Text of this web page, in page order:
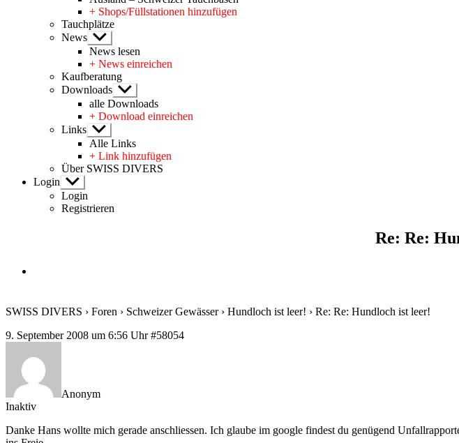
+ Shops/Füllstationen hinzufügen
Tauchplätze
News Untermenü
anzeigen
News lesen
+ News einreichen
Kaufberatung
Downloads Untermenü
anzeigen
alle Downloads
+ Download einreichen
Links Untermenü
anzeigen
Alle Links
+ Link hinzufügen
Über SWISS DIVERS
Login Untermenü
anzeigen
Login
Registrieren
Re: Re:
SWISS DIVERS › Foren › Schweizer Gewässer › Hundloch ist leer! › Re: Re: Hundloch ist leer!
9. September 2008 um 6:56 Uhr #58054
Anonym
Inaktiv
Danke Hans wollte mich gerade anschliessen. Ich glaube im google findest du genügend